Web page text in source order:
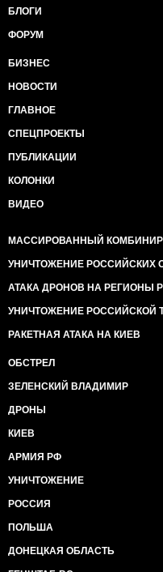
БЛОГИ
ФОРУМ
БИЗНЕС
НОВОСТИ
ГЛАВНОЕ
СПЕЦПРОЕКТЫ
ПУБЛИКАЦИИ
КОЛОНКИ
ВИДЕО
МАССИРОВАННЫЙ
УНИЧТОЖЕНИЕ РОССИЙСКИХ
АТАКА ДРОНОВ НА РЕГИОНЫ
УНИЧТОЖЕНИЕ РОССИЙСКОЙ
РАКЕТНАЯ АТАКА НА КИЕВ
ОБСТРЕЛ
ЗЕЛЕНСКИЙ ВЛАДИМИР
ДРОНЫ
КИЕВ
АРМИЯ РФ
УНИЧТОЖЕНИЕ
РОССИЯ
ПОЛЬША
ДОНЕЦКАЯ ОБЛАСТЬ